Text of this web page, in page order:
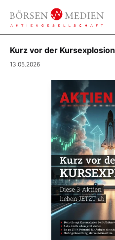
Kurz vor der Kursexplosion
13.05.2026